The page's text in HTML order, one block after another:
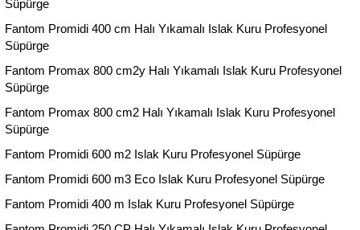
Süpürge
Fantom Promidi 400 cm Halı Yıkamalı Islak Kuru Profesyonel
Süpürge
Fantom Promax 800 cm2y Halı Yıkamalı Islak Kuru Profesyonel
Süpürge
Fantom Promax 800 cm2 Halı Yıkamalı Islak Kuru Profesyonel
Süpürge
Fantom Promidi 600 m2 Islak Kuru Profesyonel Süpürge
Fantom Promidi 600 m3 Eco Islak Kuru Profesyonel Süpürge
Fantom Promidi 400 m Islak Kuru Profesyonel Süpürge